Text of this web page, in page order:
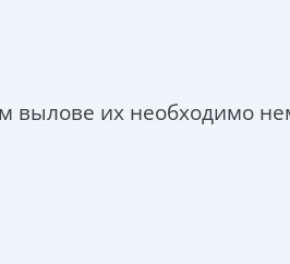
вылове их необходимо